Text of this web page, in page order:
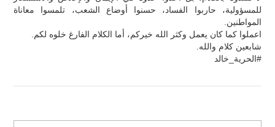
للمسؤولية، حاربوا الفساد، حسنوا أوضاع الشعب، تلمسوا معاناة
المواطنين.
اعملوا كما كان يعمل وكثر الله خيركم، أما الكلام الفارغ خلوه لكم.
شابعين كلام والله.
#الحرية_خالد